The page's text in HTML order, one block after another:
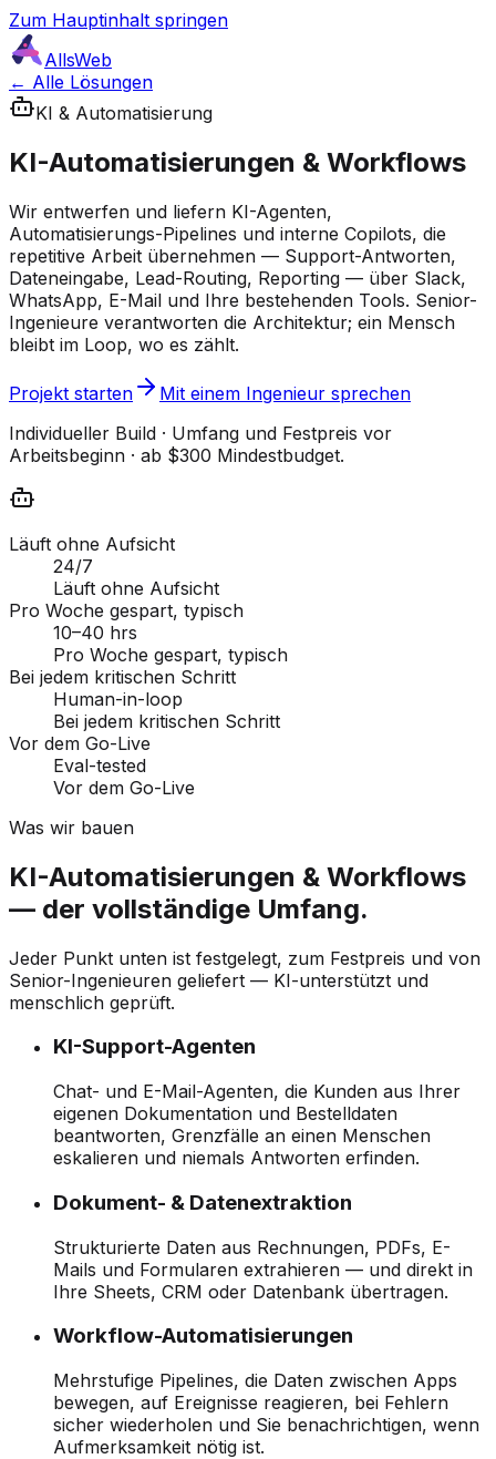
Zum Hauptinhalt springen
AllsWeb
← Alle Lösungen
KI & Automatisierung
KI-Automatisierungen & Workflows
Wir entwerfen und liefern KI-Agenten,
Automatisierungs-Pipelines und interne Copilots, die
repetitive Arbeit übernehmen — Support-Antworten,
Dateneingabe, Lead-Routing, Reporting — über Slack,
WhatsApp, E-Mail und Ihre bestehenden Tools. Senior-
Ingenieure verantworten die Architektur; ein Mensch
bleibt im Loop, wo es zählt.
Projekt starten
Mit einem Ingenieur sprechen
Individueller Build · Umfang und Festpreis vor
Arbeitsbeginn · ab $300 Mindestbudget.
Läuft ohne Aufsicht
24/7
Läuft ohne Aufsicht
Pro Woche gespart, typisch
10–40 hrs
Pro Woche gespart, typisch
Bei jedem kritischen Schritt
Human-in-loop
Bei jedem kritischen Schritt
Vor dem Go-Live
Eval-tested
Vor dem Go-Live
Was wir bauen
KI-Automatisierungen & Workflows
— der vollständige Umfang.
Jeder Punkt unten ist festgelegt, zum Festpreis und von
Senior-Ingenieuren geliefert — KI-unterstützt und
menschlich geprüft.
KI-Support-Agenten
Chat- und E-Mail-Agenten, die Kunden aus Ihrer
eigenen Dokumentation und Bestelldaten
beantworten, Grenzfälle an einen Menschen
eskalieren und niemals Antworten erfinden.
Dokument- & Datenextraktion
Strukturierte Daten aus Rechnungen, PDFs, E-
Mails und Formularen extrahieren — und direkt in
Ihre Sheets, CRM oder Datenbank übertragen.
Workflow-Automatisierungen
Mehrstufige Pipelines, die Daten zwischen Apps
bewegen, auf Ereignisse reagieren, bei Fehlern
sicher wiederholen und Sie benachrichtigen, wenn
Aufmerksamkeit nötig ist.